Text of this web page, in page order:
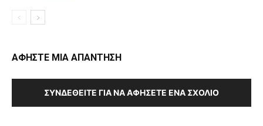
ΑΦΗΣΤΕ ΜΙΑ ΑΠΑΝΤΗΣΗ
ΣΥΝΔΕΘΕΊΤΕ ΓΙΑ ΝΑ ΑΦΉΣΕΤΕ ΈΝΑ ΣΧΌΛΙΟ